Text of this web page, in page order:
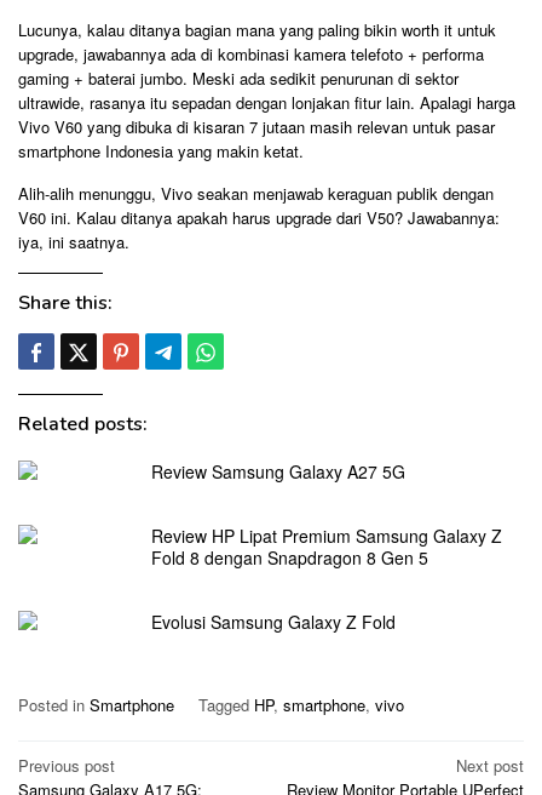
Lucunya, kalau ditanya bagian mana yang paling bikin worth it untuk
upgrade, jawabannya ada di kombinasi kamera telefoto + performa
gaming + baterai jumbo. Meski ada sedikit penurunan di sektor
ultrawide, rasanya itu sepadan dengan lonjakan fitur lain. Apalagi harga
Vivo V60 yang dibuka di kisaran 7 jutaan masih relevan untuk pasar
smartphone Indonesia yang makin ketat.
Alih-alih menunggu, Vivo seakan menjawab keraguan publik dengan
V60 ini. Kalau ditanya apakah harus upgrade dari V50? Jawabannya:
iya, ini saatnya.
Share this:
Related posts:
Review Samsung Galaxy A27 5G
Review HP Lipat Premium Samsung Galaxy Z
Fold 8 dengan Snapdragon 8 Gen 5
Evolusi Samsung Galaxy Z Fold
Posted in Smartphone Tagged HP, smartphone, vivo
Post
Previous post
Samsung Galaxy A17 5G:
Next post
Review Monitor Portable UPerfect